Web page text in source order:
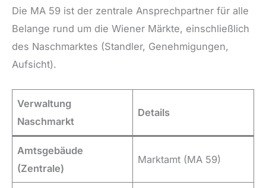
Die MA 59 ist der zentrale Ansprechpartner für alle
Belange rund um die Wiener Märkte, einschließlich
des Naschmarktes (Standler, Genehmigungen,
Aufsicht).
Verwaltung
Naschmarkt
Details
Amtsgebäude
(Zentrale)
Marktamt (MA 59)